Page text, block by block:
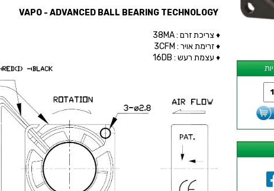
♦ צריכת זרם : 38MA
♦ זרימת אויר : 3CFM
♦ עצמת רעש : 16DB